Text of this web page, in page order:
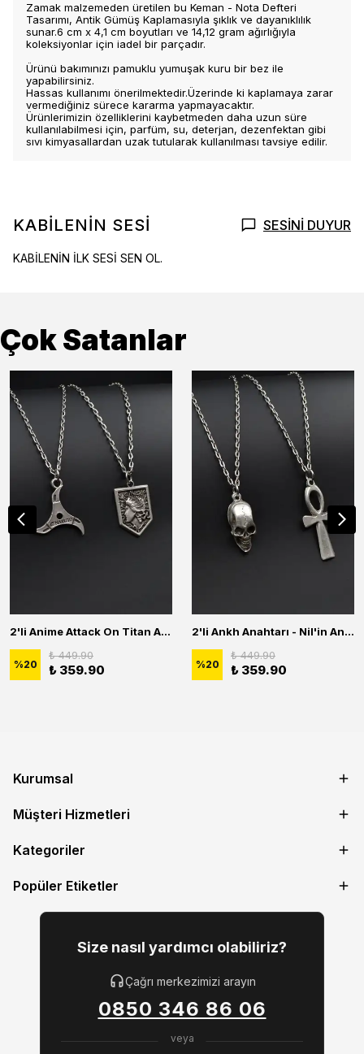
Zamak malzemeden üretilen bu Keman - Nota Defteri
Tasarımı, Antik Gümüş Kaplamasıyla şıklık ve dayanıklılık
sunar.6 cm x 4,1 cm boyutları ve 14,12 gram ağırlığıyla
koleksiyonlar için iadel bir parçadır.
Ürünü bakımınızı pamuklu yumuşak kuru bir bez ile
yapabilirsiniz.
Hassas kullanımı önerilmektedir.Üzerinde ki kaplamaya zarar
vermediğiniz sürece kararma yapmayacaktır.
Ürünlerimizin özelliklerini kaybetmeden daha uzun süre
kullanılabilmesi için, parfüm, su, deterjan, dezenfektan gibi
sıvı kimyasallardan uzak tutularak kullanılması tavsiye edilir.
KABİLENİN SESİ SESİNİ DUYUR
KABİLENİN İLK SESİ SEN OL.
Çok Satanlar
2'li Anime Attack On Titan Acrylic Maria Anime Naruto Erkek Kadın Kolye Seti
%20
₺ 449.90
₺ 359.90
2'li Ankh Anahtarı - Nil'in Anahtarı - Kuru Kafa Erkek Kadın Kolye Seti
%20
₺ 449.90
₺ 359.90
Kurumsal
Müşteri Hizmetleri
Kategoriler
Popüler Etiketler
Size nasıl yardımcı olabiliriz?
Çağrı merkezimizi arayın
0850 346 86 06